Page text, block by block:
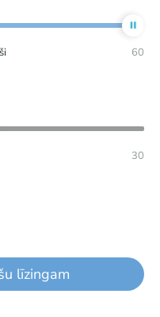
60
30
līzingam